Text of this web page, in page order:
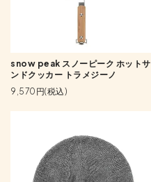
snow peak スノーピーク ホットサ
ンドクッカー トラメジーノ
9,570円(税込)